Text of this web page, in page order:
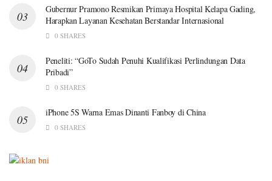
Gubernur Pramono Resmikan Primaya Hospital Kelapa Gading,
Harapkan Layanan Kesehatan Berstandar Internasional
0 SHARES
Peneliti: “GoTo Sudah Penuhi Kualifikasi Perlindungan Data
Pribadi”
0 SHARES
iPhone 5S Warna Emas Dinanti Fanboy di China
0 SHARES